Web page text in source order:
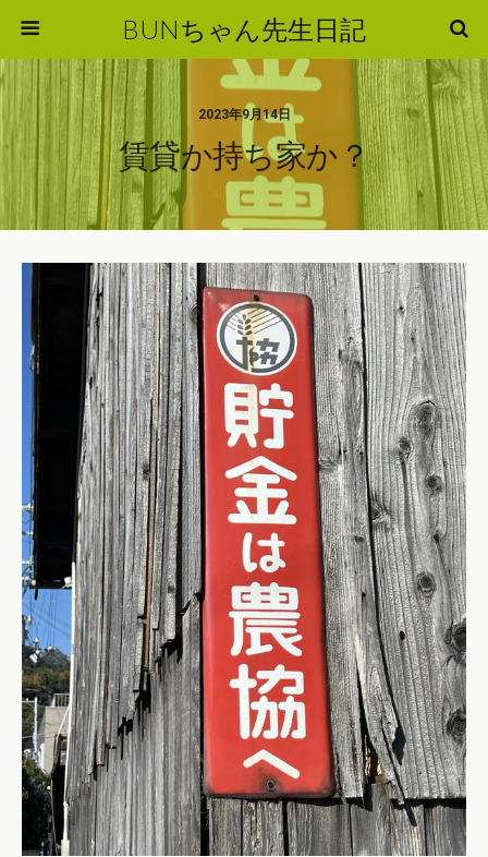
BUNちゃん先生日記
2023年9月14日
賃貸か持ち家か？